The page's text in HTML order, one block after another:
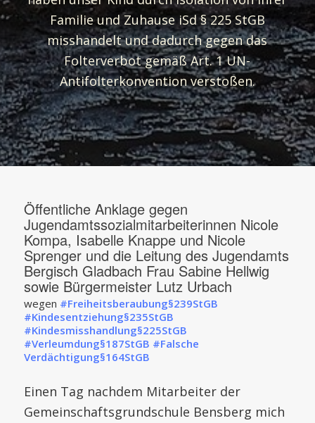
Familie und Zuhause iSd § 225 StGB
misshandelt und dadurch gegen das
Folterverbot gemäß Art. 1 UN-
Antifolterkonvention verstoßen.
Öffentliche Anklage gegen
Jugendamtssozialmitarbeiterinnen Nicole
Kompa, Isabelle Knappe und Nicole
Sprenger und die Leitung des Jugendamts
Bergisch Gladbach Frau Sabine Hellwig
sowie Bürgermeister Lutz Urbach
wegen #Freiheitsberaubung§239StGB
#Kindesentziehung§235StGB
#Kindesmisshandlung§225StGB
#Verleumdung§187StGB #Falsche
Verdächtigung§164StGB
Einen Tag nachdem Mitarbeiter der
Gemeinschaftsgrundschule Bensberg mich